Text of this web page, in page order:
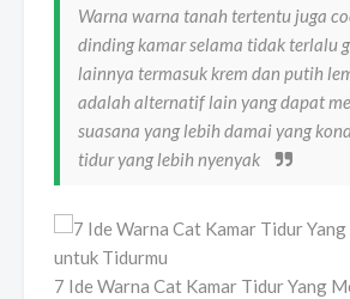
Warna warna tanah tertentu juga
dinding kamar selama tidak terlalu
lainnya termasuk krem dan putih
adalah alternatif lain yang dapat
suasana yang lebih damai yang
tidur yang lebih nyenyak
7 Ide Warna Cat Kamar Tidur Yang